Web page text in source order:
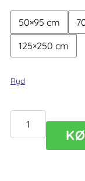
50×95 cm
125×250 cm
Ryd
Kunsttryk